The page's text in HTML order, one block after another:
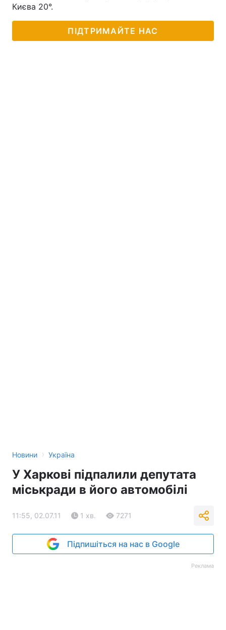
Києва 20°.
ПІДТРИМАЙТЕ НАС
Новини › Україна
У Харкові підпалили депутата
міськради в його автомобілі
11:55, 02.07.11 1 хв. 7271
Підпишіться на нас в Google
Реклама